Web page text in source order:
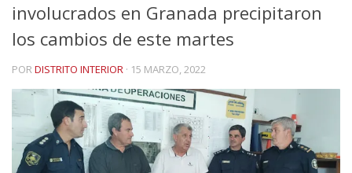
involucrados en Granada precipitaron
los cambios de este martes
PORDISTRITO INTERIOR · 15 MARZO, 2022